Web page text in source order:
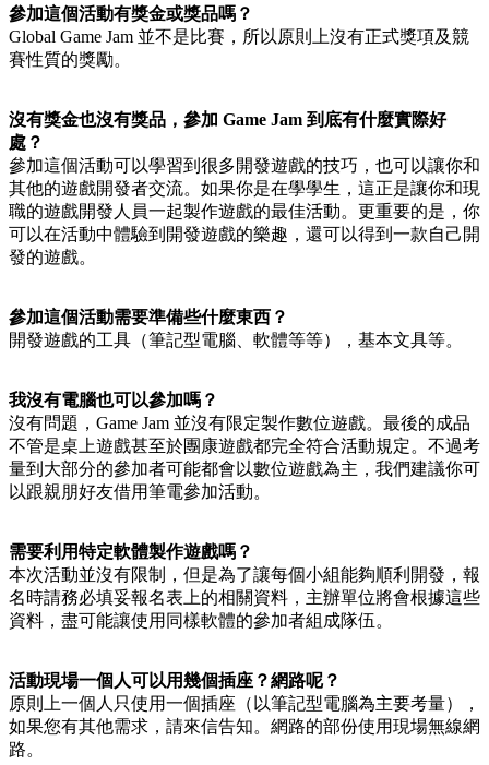
參加這個活動有獎金或獎品嗎？
Global Game Jam 並不是比賽，所以原則上沒有正式獎項及競
賽性質的獎勵。
沒有獎金也沒有獎品，參加 Game Jam 到底有什麼實際好
處？
參加這個活動可以學習到很多開發遊戲的技巧，也可以讓你和
其他的遊戲開發者交流。如果你是在學學生，這正是讓你和現
職的遊戲開發人員一起製作遊戲的最佳活動。更重要的是，你
可以在活動中體驗到開發遊戲的樂趣，還可以得到一款自己開
發的遊戲。
參加這個活動需要準備些什麼東西？
開發遊戲的工具（筆記型電腦、軟體等等），基本文具等。
我沒有電腦也可以參加嗎？
沒有問題，Game Jam 並沒有限定製作數位遊戲。最後的成品
不管是桌上遊戲甚至於團康遊戲都完全符合活動規定。不過考
量到大部分的參加者可能都會以數位遊戲為主，我們建議你可
以跟親朋好友借用筆電參加活動。
需要利用特定軟體製作遊戲嗎？
本次活動並沒有限制，但是為了讓每個小組能夠順利開發，報
名時請務必填妥報名表上的相關資料，主辦單位將會根據這些
資料，盡可能讓使用同樣軟體的參加者組成隊伍。
活動現場一個人可以用幾個插座？網路呢？
原則上一個人只使用一個插座（以筆記型電腦為主要考量），
如果您有其他需求，請來信告知。網路的部份使用現場無線網
路。